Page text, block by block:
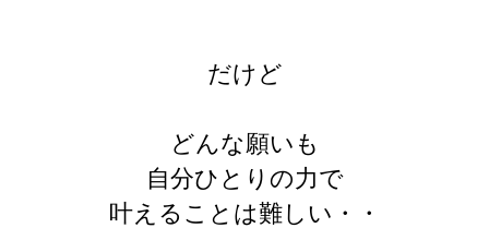
だけど
どんな願いも
自分ひとりの力で
叶えることは難しい・・